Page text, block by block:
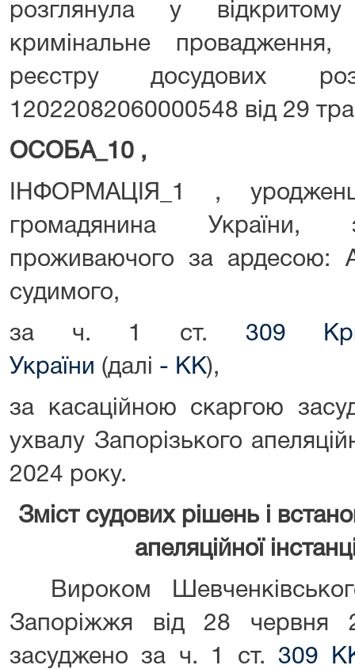
розглянула у
кримінальне
реєстру досудових
12022082060000548 від 29
ОСОБА_10 ,
ІНФОРМАЦІЯ_1 ,
громадянина України,
проживаючого за ардесою:
судимого,
за ч. 1 ст. 309
України (далі - КК),
за касаційною скаргою
ухвалу Запорізького
2024 року.
Зміст судових рішень і
апеляційної
Вироком
Запоріжжя від 28
засуджено за ч. 1 ст. 309